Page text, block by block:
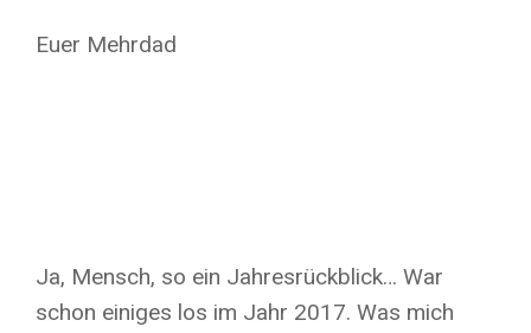
Euer Mehrdad
Ja, Mensch, so ein Jahresrückblick… War
schon einiges los im Jahr 2017. Was mich